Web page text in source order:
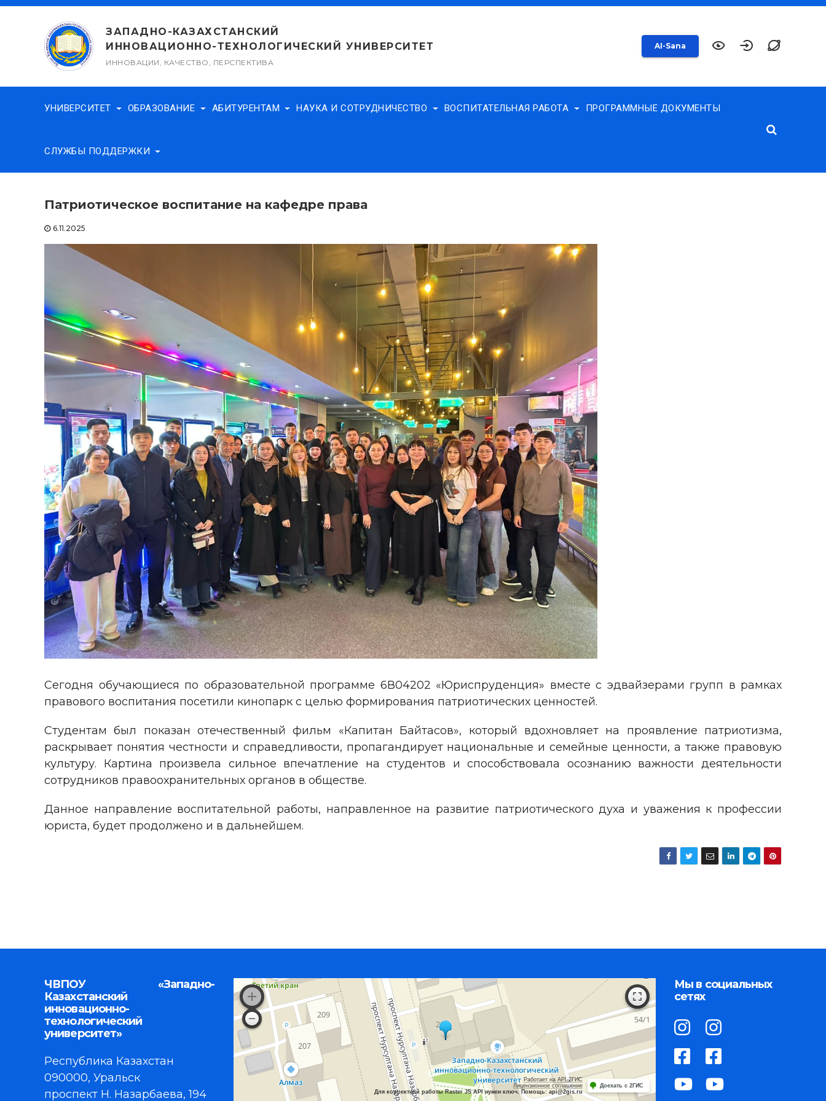
Перейти
содержимому
ЗАПАДНО-КАЗАХСТАНСКИЙ
ИННОВАЦИОННО-ТЕХНОЛОГИЧЕСКИЙ УНИВЕРСИТЕТ
ИННОВАЦИИ, КАЧЕСТВО, ПЕРСПЕКТИВА
AI-Sana
УНИВЕРСИТЕТ ОБРАЗОВАНИЕ АБИТУРЕНТАМ НАУКА И СОТРУДНИЧЕСТВО ВОСПИТАТЕЛЬНАЯ РАБОТА ПРОГРАММНЫЕ ДОКУМЕНТЫ
СЛУЖБЫ ПОДДЕРЖКИ
Патриотическое воспитание на кафедре права
6.11.2025
Сегодня обучающиеся по образовательной программе 6В04202 «Юриспруденция» вместе с эдвайзерами групп в рамках
правового воспитания посетили кинопарк с целью формирования патриотических ценностей.
Студентам был показан отечественный фильм «Капитан Байтасов», который вдохновляет на проявление патриотизма,
раскрывает понятия честности и справедливости, пропагандирует национальные и семейные ценности, а также правовую
культуру. Картина произвела сильное впечатление на студентов и способствовала осознанию важности деятельности
сотрудников правоохранительных органов в обществе.
Данное направление воспитательной работы, направленное на развитие патриотического духа и уважения к профессии
юриста, будет продолжено и в дальнейшем.
ЧВПОУ «Западно-
Казахстанский
инновационно-
технологический
университет»
Республика Казахстан
090000, Уральск
проспект Н. Назарбаева, 194
Работает на API 2ГИС
Лицензионное соглашение
Для корректной работы Raster JS API нужен ключ. Помощь: api@2gis.ru
Доехать с 2ГИС
Мы в социальных
сетях